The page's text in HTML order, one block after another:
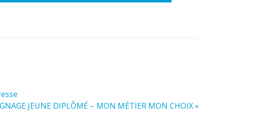
JEUNE DIPLÔMÉ – MON MÉTIER MON CHOIX »